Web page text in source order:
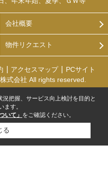
会社概要
物件リクエスト
アクセスマップ
PCサイト
式会社 All rights reserved.
把握、サービス向上検討を目的と
ます。
いて」 をご確認ください。
る